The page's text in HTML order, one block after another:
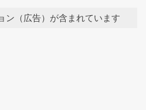
ン（広告）が含まれています